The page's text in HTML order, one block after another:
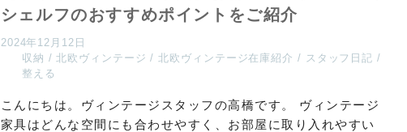
シェルフのおすすめポイントをご紹介
2024年12月12日
収納
北欧ヴィンテージ 北欧ヴィンテージ在庫紹介
スタッフ日記
整える
こんにちは。ヴィンテージスタッフの高橋です。 ヴィンテージ
家具はどんな空間にも合わせやすく、お部屋に取り入れやすい